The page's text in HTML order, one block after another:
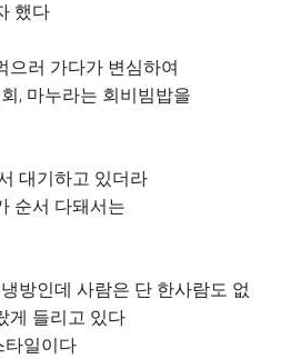
했다
으러 가다가 변심하여
, 마누라는 회비빔밥을
대기하고 있더라
순서 다돼서는
방인데 사람은 단 한사람도 없
게 들리고 있다
타일이다